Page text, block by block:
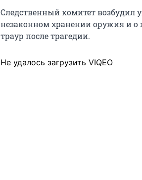
Следственный комитет возбудил
незаконном хранении оружия и
траур после трагедии.
Не удалось загрузить VIQEO